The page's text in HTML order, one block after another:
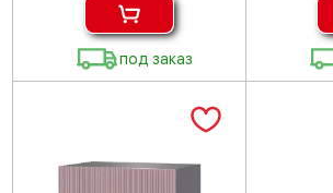
под заказ